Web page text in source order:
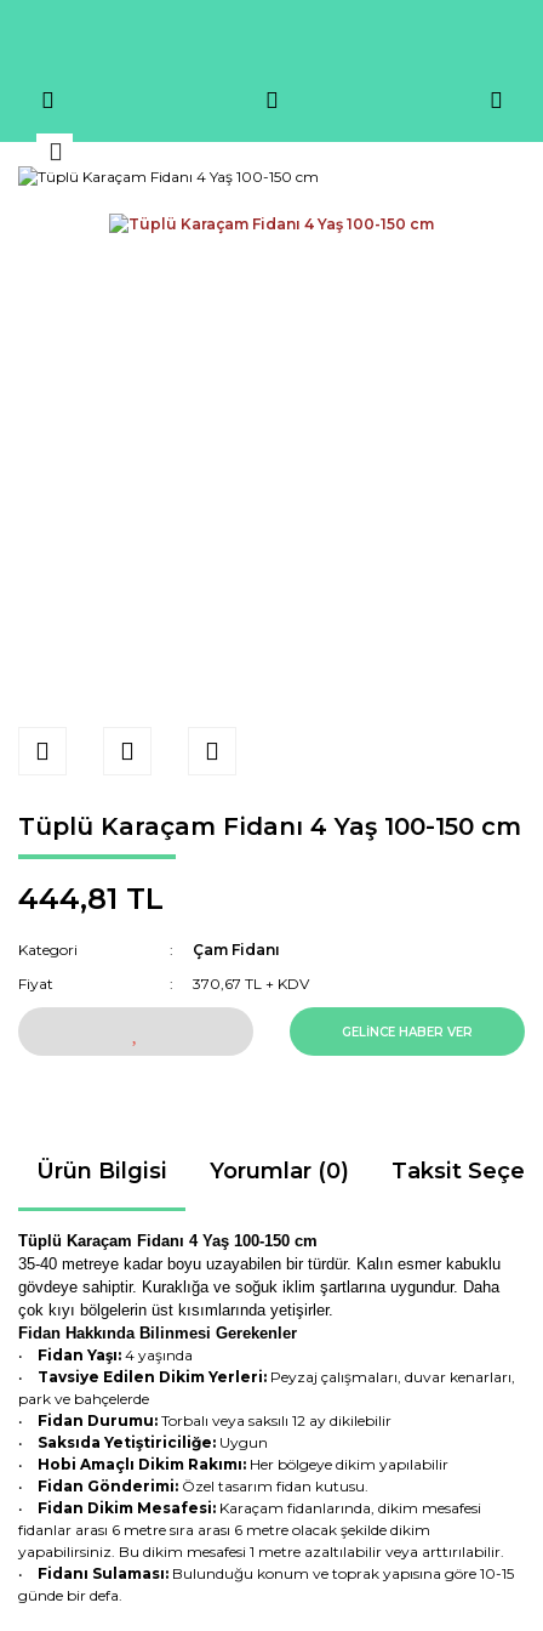
Tüplü Karaçam Fidanı 4 Yaş 100-150 cm
444,81 TL
Kategori
Çam Fidanı
Fiyat
370,67 TL + KDV
GELİNCE HABER VER
Ürün Bilgisi Yorumlar (0) Taksit
Tüplü Karaçam Fidanı 4 Yaş 100-150 cm
35-40 metreye kadar boyu uzayabilen bir türdür. Kalın esmer kabuklu
gövdeye sahiptir. Kuraklığa ve soğuk iklim şartlarına uygundur. Daha
çok kıyı bölgelerin üst kısımlarında yetişirler.
Fidan Hakkında Bilinmesi Gerekenler
•
Fidan Yaşı: 4 yaşında
• Tavsiye Edilen Dikim Yerleri: Peyzaj çalışmaları, duvar kenarları,
park ve bahçelerde
• Fidan Durumu: Torbalı veya saksılı 12 ay dikilebilir
• Saksıda Yetiştiriciliğe: Uygun
• Hobi Amaçlı Dikim Rakımı: Her bölgeye dikim yapılabilir
• Fidan Gönderimi: Özel tasarım fidan kutusu.
• Fidan Dikim Mesafesi: Karaçam fidanlarında, dikim mesafesi
fidanlar arası 6 metre sıra arası 6 metre olacak şekilde dikim
yapabilirsiniz. Bu dikim mesafesi 1 metre azaltılabilir veya arttırılabilir.
• Fidanı Sulaması: Bulunduğu konum ve toprak yapısına göre 10-15
günde bir defa.